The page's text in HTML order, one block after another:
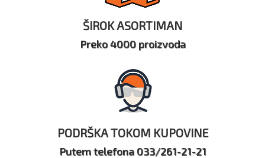
ŠIROK ASORTIMAN
Preko 4000 proizvoda
PODRŠKA TOKOM KUPOVINE
Putem telefona 033/261-21-21